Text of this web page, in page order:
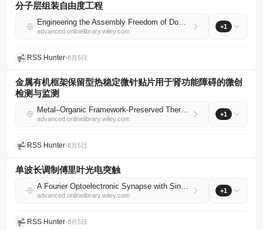
分子层组装自由度工程
Engineering the Assembly Freedom of Donor–Acceptor Type Self‐Assembled Monolayers Toward Efficient and Stable Flexible Perovskite Photovoltaics
advanced.onlinelibrary.wiley.com
+1
RSS Hunter•8月5日
金属有机框架保留型热稳定微针贴片用于肾功能障碍的微创
检测与监测
Metal–Organic Framework‐Preserved Thermostable Microneedle Patch for Minimally Invasive Detection and Monitoring of Kidney Dysfunction
advanced.onlinelibrary.wiley.com
+1
RSS Hunter•8月5日
单波长调制傅里叶光电突触
A Fourier Optoelectronic Synapse with Single‐Wavelength Modulation
advanced.onlinelibrary.wiley.com
+1
RSS Hunter•8月5日